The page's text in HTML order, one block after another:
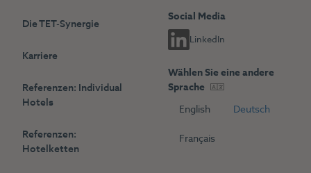
Die TET-Synergie
Karriere
Referenzen: Individual
Hotels
Referenzen:
Hotelketten
Social Media
LinkedIn
Wählen Sie eine andere
Sprache
English
Deutsch
Français